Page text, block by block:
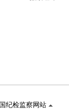
纪检监察网站